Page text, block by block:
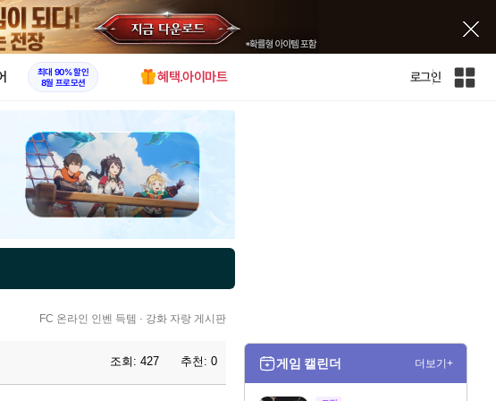
X
최대 90% 할인
8월 프로모션
혜택.아이마트 로그인
인
FC 온라인 인벤 득템 · 강화 자랑 게시판
조회: 427 추천: 0 게임 캘린더 더보기+